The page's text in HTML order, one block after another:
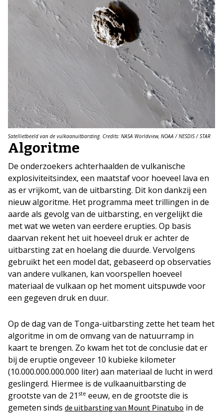
Satellietbeeld van de vulkaanuitbarsting. Credits: NASA Worldview, NOAA / NESDIS / STAR
Algoritme
De onderzoekers achterhaalden de vulkanische
explosiviteitsindex, een maatstaf voor hoeveel lava en
as er vrijkomt, van de uitbarsting. Dit kon dankzij een
nieuw algoritme. Het programma meet trillingen in de
aarde als gevolg van de uitbarsting, en vergelijkt die
met wat we weten van eerdere erupties. Op basis
daarvan rekent het uit hoeveel druk er achter de
uitbarsting zat en hoelang die duurde. Vervolgens
gebruikt het een model dat, gebaseerd op observaties
van andere vulkanen, kan voorspellen hoeveel
materiaal de vulkaan op het moment uitspuwde voor
een gegeven druk en duur.
Op de dag van de Tonga-uitbarsting zette het team het
algoritme in om de omvang van de natuurramp in
kaart te brengen. Zo kwam het tot de conclusie dat er
bij de eruptie ongeveer 10 kubieke kilometer
(10.000.000.000.000 liter) aan materiaal de lucht in werd
geslingerd. Hiermee is de vulkaanuitbarsting de
grootste van de 21 ste eeuw, en de grootste die is
gemeten sinds de uitbarsting van Mount Pinatubo in de